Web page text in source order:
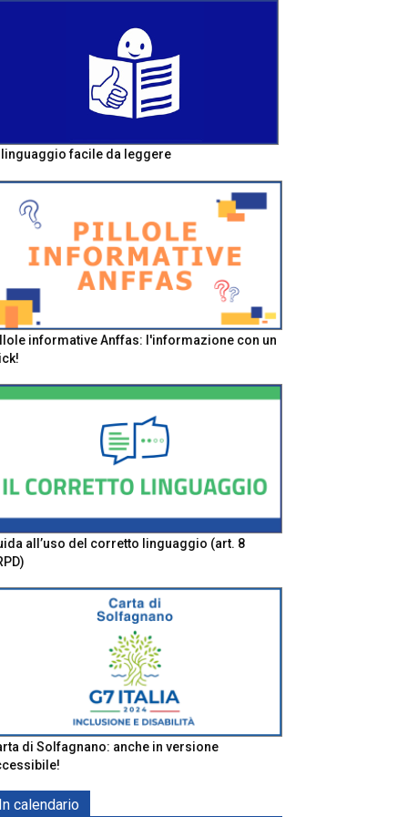
linguaggio facile da leggere
informative Anffas: l'informazione con un
all’uso del corretto linguaggio (art. 8
di Solfagnano: anche in versione
In calendario